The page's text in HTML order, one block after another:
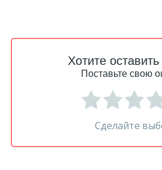
Хотите
Поставьте свою
Сделайте